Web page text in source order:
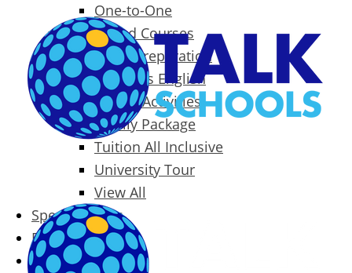
One-to-One
Specialized Courses
Exam Preparation
Business English
Packages & Activities
Family Package
Tuition All Inclusive
University Tour
View All
Special Offers
Prices
Blog